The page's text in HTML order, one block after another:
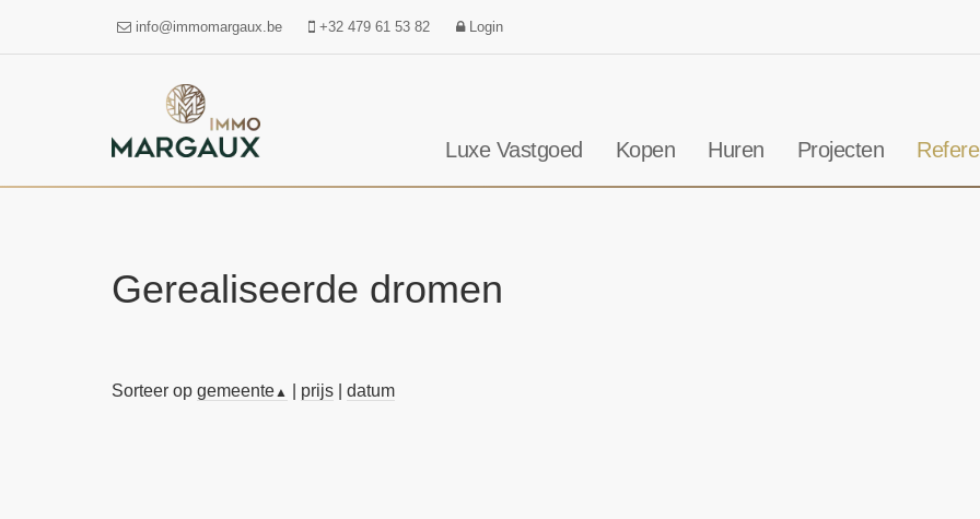
info@immomargaux.be +32 479 61 53 82 Login
Luxe Vastgoed Kopen Huren Projecten
Gerealiseerde dromen
Sorteer op gemeente▲ prijs datum